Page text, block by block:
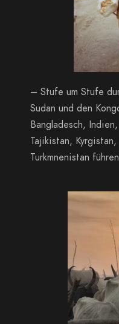
– Stufe um Stufe
Sudan und den
Bangladesch,
Tajikistan,
Turkmnenistan